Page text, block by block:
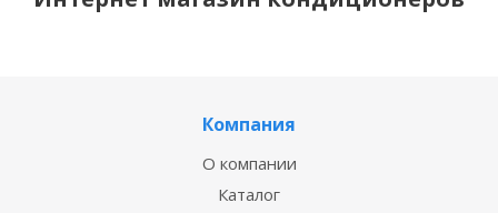
Компания
О компании
Каталог